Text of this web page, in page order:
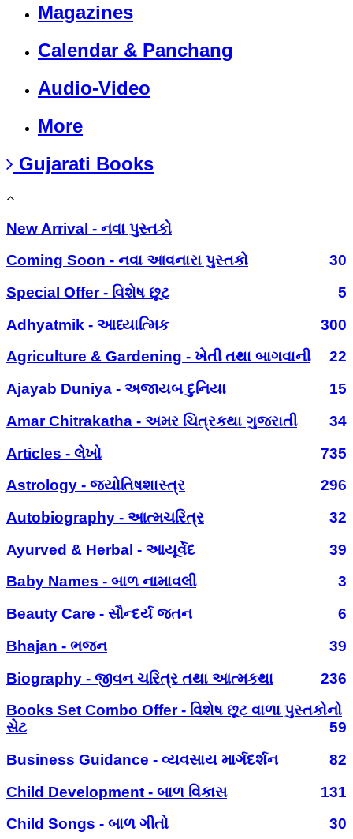
Magazines
Calendar & Panchang
Audio-Video
More
Gujarati Books
New Arrival - નવા પુસ્તકો
Coming Soon - નવા આવનારા પુસ્તકો
30
Special Offer - વિશેષ છૂટ
5
Adhyatmik - આધ્યાત્મિક
300
Agriculture & Gardening - ખેતી તથા બાગવાની
22
Ajayab Duniya - અજાયબ દુનિયા
15
Amar Chitrakatha - અમર ચિત્રકથા ગુજરાતી
34
Articles - લેખો
735
Astrology - જ્યોતિષશાસ્ત્ર
296
Autobiography - આત્મચરિત્ર
32
Ayurved & Herbal - આયૂર્વેદ
39
Baby Names - બાળ નામાવલી
3
Beauty Care - સૌન્દર્ય જતન
6
Bhajan - ભજન
39
Biography - જીવન ચરિત્ર તથા આત્મકથા
236
Books Set Combo Offer - વિશેષ છૂટ વાળા પુસ્તકોનો
સેટ
59
Business Guidance - વ્યવસાય માર્ગદર્શન
82
Child Development - બાળ વિકાસ
131
Child Songs - બાળ ગીતો
30